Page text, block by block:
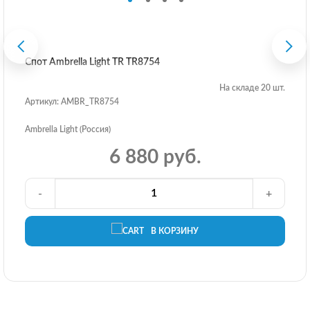
Спот Ambrella Light TR TR8754
На складе 20 шт.
Артикул: AMBR_TR8754
Ambrella Light (Россия)
6 880 руб.
В КОРЗИНУ
- +